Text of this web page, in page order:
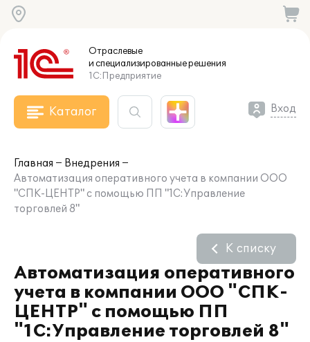
Отраслевые
и специализированныерешения
1С:Предприятие
Каталог Вход
Главная
Внедрения
Автоматизация оперативного учета в компании ООО
"СПК-ЦЕНТР" с помощью ПП "1С:Управление
торговлей 8"
Автоматизация оперативного
учета в компании ООО "СПК-
ЦЕНТР" с помощью ПП
"1С:Управление торговлей 8"
К списку